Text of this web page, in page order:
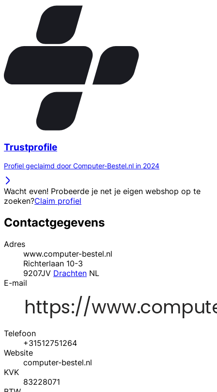
Trustprofile
Profiel geclaimd door Computer-Bestel.nl in 2024
Wacht even! Probeerde je net je eigen webshop op te
zoeken?Claim profiel
Contactgegevens
Adres
www.computer-bestel.nl
Richterlaan 10-3
9207JV Drachten NL
E-mail
Telefoon
+31512751264
Website
computer-bestel.nl
KVK
83228071